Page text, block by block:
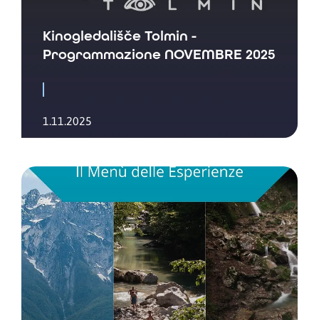
Kinogledališče Tolmin -
Programmazione NOVEMBRE 2025
1.11.2025